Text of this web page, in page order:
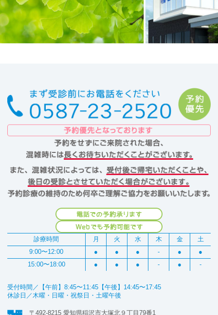
診療時間 月 火 水 木 金
土
9:00〜12:00
● ● ● - ●
●
15:00〜18:00
● ● ● - ● -
受付時間／【午前】8:45〜11:45【午後】14:45〜17:45
休診日／木曜・日曜・祝祭日・土曜午後
〒492-8215 愛知県稲沢市大塚北９丁目79番1